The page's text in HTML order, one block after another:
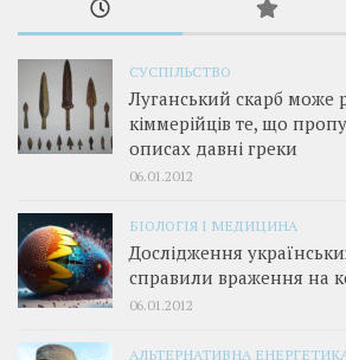
СУСПІЛЬСТВО
Луганський скарб може
кіммерійців те, що
описах давні греки
06.01.2012
БІОЛОГІЯ І МЕДИЦИНА
Дослідження
справили враження на
06.01.2012
АЛЬТЕРНАТИВНА